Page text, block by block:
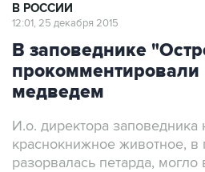
В РОССИИ
12:01, 25 декабря 2015
В заповеднике
прокомментировали
медведем
И.о. директора
краснокнижное животное, в
разорвалась петарда, могло